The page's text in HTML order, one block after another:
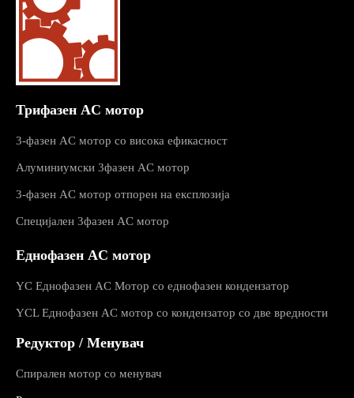
Трифазен AC мотор
3-фазен AC мотор со висока ефикасност
Алуминиумски 3фазен AC мотор
3-фазен AC мотор отпорен на експлозија
Специјален 3фазен AC мотор
Еднофазен AC мотор
YC Еднофазен AC Мотор со еднофазен кондензатор
YCL Еднофазен AC мотор со кондензатор со две вредности
Редуктор / Менувач
Спирален мотор со менувач